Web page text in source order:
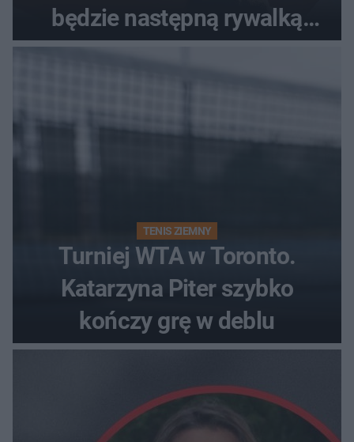
będzie następną rywalką
Polki?
TENIS ZIEMNY
Turniej WTA w Toronto.
Katarzyna Piter szybko
kończy grę w deblu